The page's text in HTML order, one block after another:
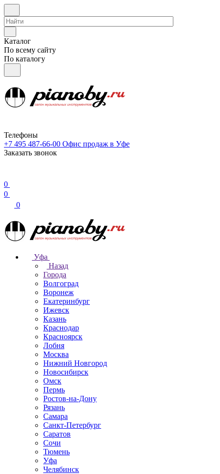
Каталог
По всему сайту
По каталогу
Телефоны
+7 495 487-66-00 Офис продаж в Уфе
Заказать звонок
0
0
0
Уфа
Назад
Города
Волгоград
Воронеж
Екатеринбург
Ижевск
Казань
Краснодар
Красноярск
Лобня
Москва
Нижний Новгород
Новосибирск
Омск
Пермь
Ростов-на-Дону
Рязань
Самара
Санкт-Петербург
Саратов
Сочи
Тюмень
Уфа
Челябинск